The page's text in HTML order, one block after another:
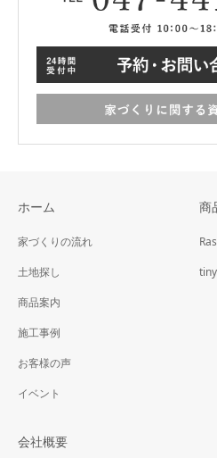
ホーム
家づくりの流れ
土地探し
商品案内
施工事例
お客様の声
イベント
商
会社概要